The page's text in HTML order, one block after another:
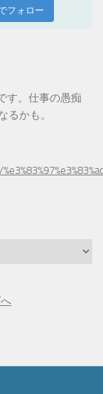
フォロー
す。仕事の愚痴
るかも。